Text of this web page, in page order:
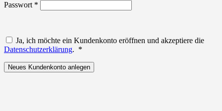
Passwort *
Ja, ich möchte ein Kundenkonto eröffnen und akzeptiere die
Datenschutzerklärung. *
Neues Kundenkonto anlegen